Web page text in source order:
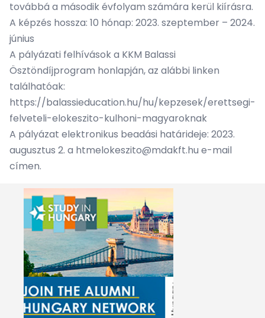
továbbá a második évfolyam számára kerül kiírásra.
A képzés hossza: 10 hónap: 2023. szeptember – 2024.
június
A pályázati felhívások a KKM Balassi
Ösztöndíjprogram honlapján, az alábbi linken
találhatóak:
https://balassieducation.hu/hu/kepzesek/erettsegi-
felveteli-elokeszito-kulhoni-magyaroknak
A pályázat elektronikus beadási határideje: 2023.
augusztus 2. a htmelokeszito@mdakft.hu e-mail
címen.